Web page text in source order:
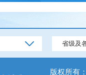
省级及
版权所有